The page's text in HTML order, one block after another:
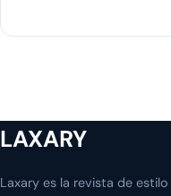
LAXARY
Laxary es la revista de